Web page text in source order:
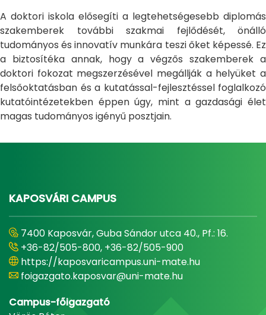
A doktori iskola elősegíti a legtehetségesebb diplomás
szakemberek további szakmai fejlődését, önálló
tudományos és innovatív munkára teszi őket képessé. Ez
a biztosítéka annak, hogy a végzős szakemberek a
doktori fokozat megszerzésével megállják a helyüket a
felsőoktatásban és a kutatással-fejlesztéssel foglalkozó
kutatóintézetekben éppen úgy, mint a gazdasági élet
magas tudományos igényű posztjain.
KAPOSVÁRI CAMPUS
7400 Kaposvár, Guba Sándor utca 40., Pf.: 16.
+36-82/505-800, +36-82/505-900
https://kaposvaricampus.uni-mate.hu
foigazgato.kaposvar@uni-mate.hu
Campus-főigazgató